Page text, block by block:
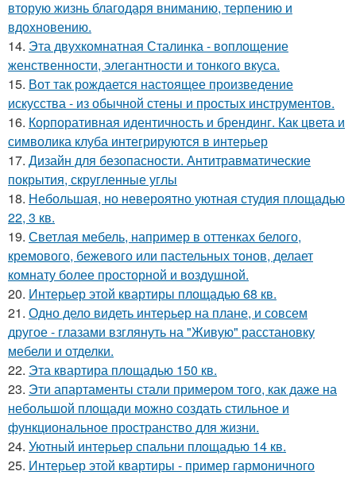
вторую жизнь благодаря вниманию, терпению и
вдохновению.
14. Эта двухкомнатная Сталинка - воплощение
женственности, элегантности и тонкого вкуса.
15. Вот так рождается настоящее произведение
искусства - из обычной стены и простых инструментов.
16. Корпоративная идентичность и брендинг. Как цвета и
символика клуба интегрируются в интерьер
17. Дизайн для безопасности. Антитравматические
покрытия, скругленные углы
18. Небольшая, но невероятно уютная студия площадью
22, 3 кв.
19. Светлая мебель, например в оттенках белого,
кремового, бежевого или пастельных тонов, делает
комнату более просторной и воздушной.
20. Интерьер этой квартиры площадью 68 кв.
21. Одно дело видеть интерьер на плане, и совсем
другое - глазами взглянуть на "Живую" расстановку
мебели и отделки.
22. Эта квартира площадью 150 кв.
23. Эти апартаменты стали примером того, как даже на
небольшой площади можно создать стильное и
функциональное пространство для жизни.
24. Уютный интерьер спальни площадью 14 кв.
25. Интерьер этой квартиры - пример гармоничного